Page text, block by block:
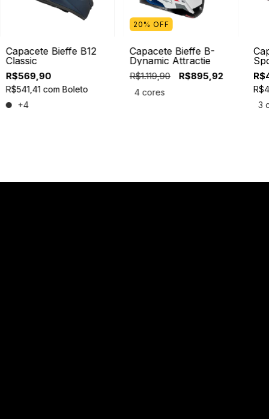
Capacete Bieffe B12
Classic
R$569,90
R$541,41 com Boleto
+4
20% OFF
Capacete Bieffe B-
Dynamic Attractie
R$1.119,90 R$895,92
4 cores
3